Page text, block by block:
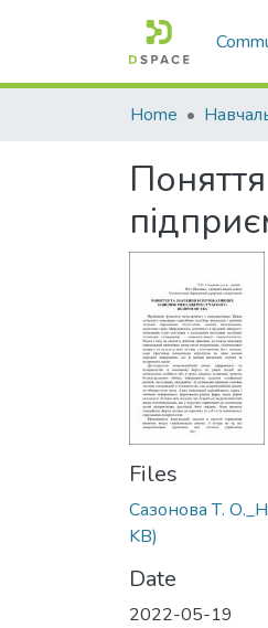
Home
Files
Сазонова Т.
KB)
Date
2022-05-19